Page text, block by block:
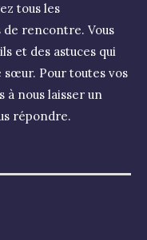
tous les
de rencontre. Vous
et des astuces qui
Pour toutes vos
à nous laisser un
répondre.